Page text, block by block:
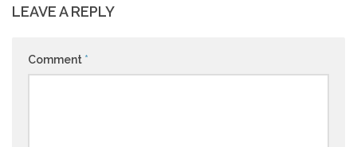
LEAVE A REPLY
Comment *